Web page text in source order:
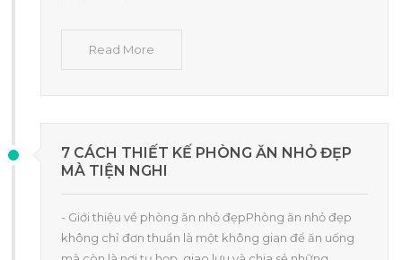
Read More
7 CÁCH THIẾT KẾ PHÒNG ĂN NHỎ ĐẸP
MÀ TIỆN NGHI
- Giới thiệu về phòng ăn nhỏ đẹpPhòng ăn nhỏ đẹp
không chỉ đơn thuần là một không gian để ăn uống